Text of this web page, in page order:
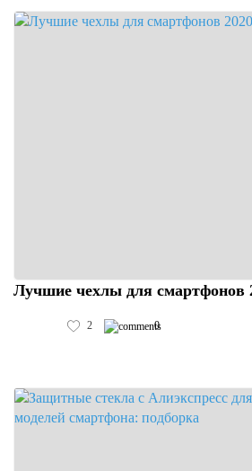
Лучшие чехлы для смартфонов
2 0